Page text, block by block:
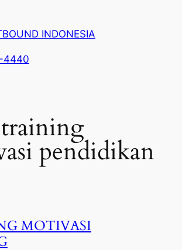
INDONESIA
4440
training
pendidikan
MOTIVASI